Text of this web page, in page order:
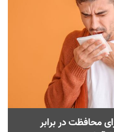
محافظت در برابر